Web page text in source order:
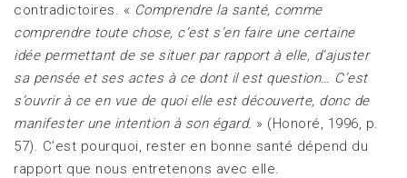
contradictoires. « Comprendre la santé, comme
comprendre toute chose, c’est s’en faire une certaine
idée permettant de se situer par rapport à elle, d’ajuster
sa pensée et ses actes à ce dont il est question… C’est
s’ouvrir à ce en vue de quoi elle est découverte, donc de
manifester une intention à son égard. » (Honoré, 1996, p.
57). C’est pourquoi, rester en bonne santé dépend du
rapport que nous entretenons avec elle.